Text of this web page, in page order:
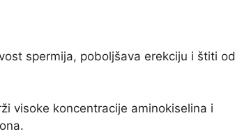
spermija, poboljšava erekciju i štiti od
visoke koncentracije aminokiselina i